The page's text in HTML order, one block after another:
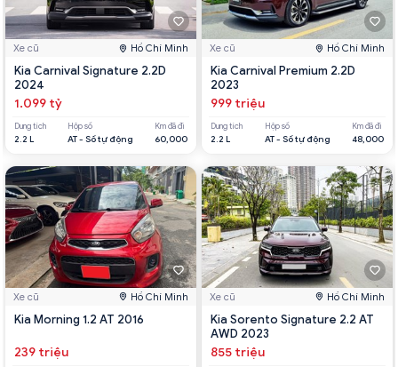
Xe cũ Hồ Chí Minh
Kia Carnival Signature 2.2D
2024
1.099 tỷ
Dung tích
2.2 L
Hộp số
AT - Số tự động
Km đã đi
60,000
Xe cũ Hồ Chí Minh
Kia Morning 1.2 AT 2016
239 triệu
Xe cũ Hồ Chí Minh
Kia Carnival Premium 2.2D
2023
999 triệu
Dung tích
2.2 L
Hộp số
AT - Số tự động
Km đã đi
48,000
Xe cũ Hồ Chí Minh
Kia Sorento Signature 2.2 AT
AWD 2023
855 triệu